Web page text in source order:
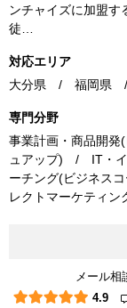
ンチャイズに加盟す
徒…
対応エリア
大分県 / 福岡県
専門分野
事業計画・商品開発
ュアップ) / IT・イ
ーチング(ビジネス
レクトマーケティン
メール相
4.9